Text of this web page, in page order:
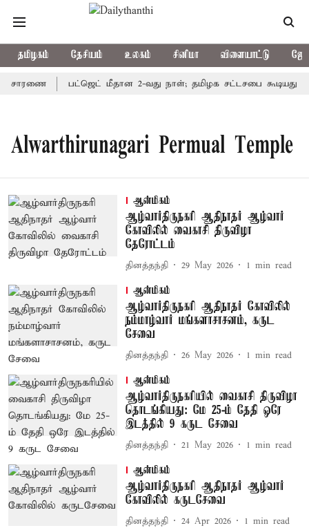
தமிழகம் தேசியம் உலகம் சினிமா விளையாட்டு
பட்ஜெட் மீதான 2-வது நாள்; தமிழக சட்டசபை கூடியது
Alwarthirunagari Permual Temple
ஆன்மிகம்
ஆழ்வார்திருநகரி ஆதிநாதர் ஆழ்வார்
கோவிலில் வைகாசி திருவிழா
தேரோட்டம்
தினத்தந்தி 29 May 2026 1 min read
ஆன்மிகம்
ஆழ்வார்திருநகரி ஆதிநாதர் கோவிலில்
நம்மாழ்வார் மங்களாசாசனம், கருட
சேவை
தினத்தந்தி 26 May 2026 1 min read
ஆன்மிகம்
ஆழ்வார்திருநகரியில் வைகாசி திருவிழா
தொடங்கியது: மே 25-ம் தேதி ஒரே
இடத்தில் 9 கருட சேவை
தினத்தந்தி 21 May 2026 1 min read
ஆன்மிகம்
ஆழ்வார்திருநகரி ஆதிநாதர் ஆழ்வார்
கோவிலில் கருடசேவை
தினத்தந்தி 24 Apr 2026 1 min read